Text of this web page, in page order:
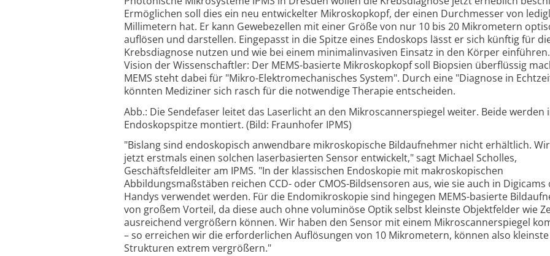
Ermöglichen soll dies ein neu entwickelter Mikroskopkopf, der einen Durchmesser von
Millimetern hat. Er kann Gewebezellen mit einer Größe von nur 10 bis 20 Mikrometern
auflösen und darstellen. Eingepasst in die Spitze eines Endoskops lässt er sich künftig für
Krebsdiagnose nutzen und wie bei einem minimalinvasiven Einsatz in den Körper
Vision der Wissenschaftler: Der MEMS-basierte Mikroskopkopf soll Biopsien überflüssig
MEMS steht dabei für "Mikro-Elektromechanisches System". Durch eine "Diagnose in
könnten Mediziner sich rasch für die notwendige Therapie entscheiden.
Abb.: Die Sendefaser leitet das Laserlicht an den Mikroscannerspiegel weiter. Beide werden
Endoskopspitze montiert. (Bild: Fraunhofer IPMS)
"Bislang sind endoskopisch anwendbare mikroskopische Bildaufnehmer nicht erhältlich.
jetzt erstmals einen solchen laserbasierten Sensor entwickelt," sagt Michael Scholles,
Geschäftsfeldleiter am IPMS. "In der klassischen Endoskopie mit makroskopischen
Abbildungsmaßstäben reichen CCD- oder CMOS-Bildsensoren aus, wie sie auch in Digicams
Handys verwendet werden. Für die Endomikroskopie sind hingegen MEMS-basierte
von großem Vorteil, da diese auch ohne voluminöse Optik selbst kleinste Objektfelder wie
ausreichend vergrößern können. Wir haben den Sensor mit einem Mikroscannerspiegel
– so erreichen wir die erforderlichen Auflösungen von 10 Mikrometern, können also kleinste
Strukturen extrem vergrößern."